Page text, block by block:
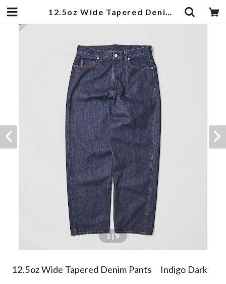
12.5oz Wide Tapered Denim Pants Indigo Dark | 武蔵小杉のセレクトショップ【ナクール】-nakool-
1| 9
12.5oz Wide Tapered Denim Pants Indigo Dark